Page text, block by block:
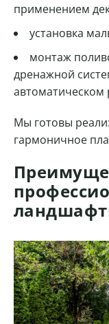
применением
установка
монтаж
дренажной
Мы готовы
гармоничное